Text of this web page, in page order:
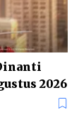
2026